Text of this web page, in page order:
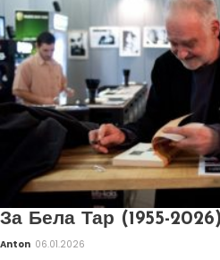
За Бела Тар (1955-2026)
Anton 06.01.2026